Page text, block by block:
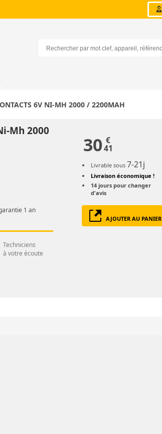
6V NI-MH 2000 / 2200MAH
Mh 2000
1 an
Techniciens
à votre écoute
30 €
41
Livrable sous 7-21j
Livraison économique !
14 jours pour changer
d'avis
AJOUTER AU PANIER